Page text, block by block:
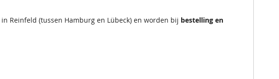
in Reinfeld (tussen Hamburg en Lübeck) en worden bij bestelling en